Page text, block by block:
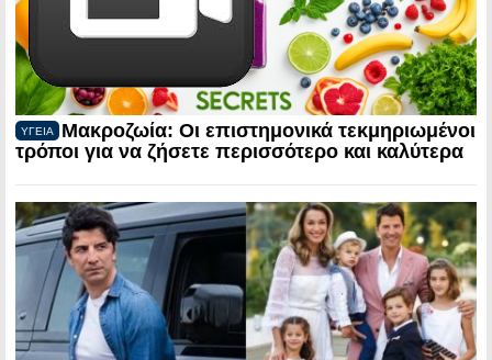
ΥΓΕΙΑ
Μακροζωία: Οι επιστημονικά τεκμηριωμένοι
τρόποι για να ζήσετε περισσότερο και καλύτερα